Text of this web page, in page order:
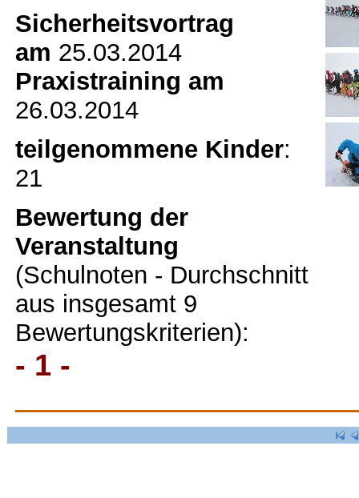
Sicherheitsvortrag
am 25.03.2014
Praxistraining am
26.03.2014
teilgenommene Kinder:
21
Bewertung der
Veranstaltung
(Schulnoten - Durchschnitt
aus insgesamt 9
Bewertungskriterien):
- 1 -